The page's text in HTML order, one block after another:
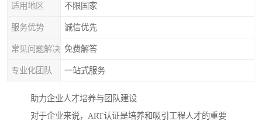
适用地区 不限国家
服务优势 诚信优先
常见问题解决 免费解答
专业化团队 一站式服务
助力企业人才培养与团队建设
对于企业来说，ART认证是培养和吸引工程人才的重要